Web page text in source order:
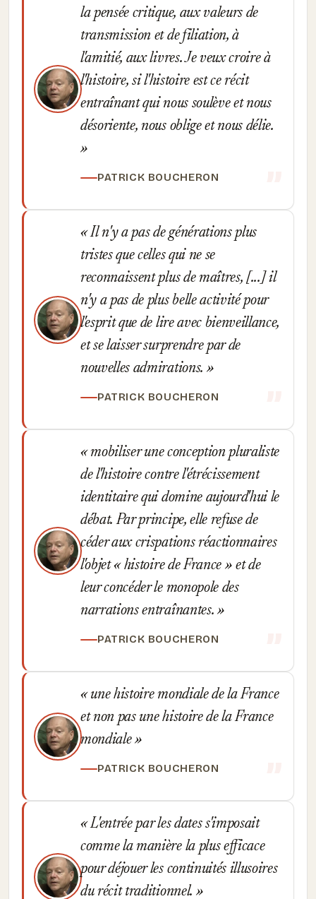
la pensée critique, aux valeurs de
transmission et de filiation, à
l'amitié, aux livres. Je veux croire à
l'histoire, si l'histoire est ce récit
entraînant qui nous soulève et nous
désoriente, nous oblige et nous délie.
PATRICK BOUCHERON
Il n'y a pas de générations plus
tristes que celles qui ne se
reconnaissent plus de maîtres, [...] il
n'y a pas de plus belle activité pour
l'esprit que de lire avec bienveillance,
et se laisser surprendre par de
nouvelles admirations.
PATRICK BOUCHERON
mobiliser une conception pluraliste
de l'histoire contre l'étrécissement
identitaire qui domine aujourd'hui le
débat. Par principe, elle refuse de
céder aux crispations réactionnaires
l'objet « histoire de France » et de
leur concéder le monopole des
narrations entraînantes.
PATRICK BOUCHERON
une histoire mondiale de la France
et non pas une histoire de la France
mondiale
PATRICK BOUCHERON
L'entrée par les dates s'imposait
comme la manière la plus efficace
pour déjouer les continuités illusoires
du récit traditionnel.